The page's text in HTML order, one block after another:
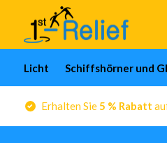
Licht Schiffshörner und
Erhalten Sie5 % Rabatt